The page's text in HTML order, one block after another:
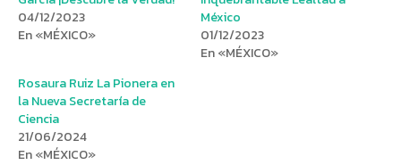
04/12/2023
En «MÉXICO»
México
01/12/2023
En «MÉXICO»
Rosaura Ruiz La Pionera en
la Nueva Secretaría de
Ciencia
21/06/2024
En «MÉXICO»